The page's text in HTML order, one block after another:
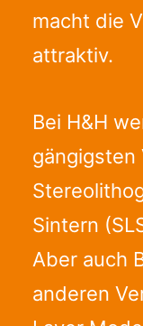
macht die
attraktiv.
Bei H&H
gängigsten
Sintern
Aber auch
anderen